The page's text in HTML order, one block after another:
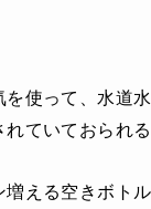
使って、水道
ていておられる
える空きボト